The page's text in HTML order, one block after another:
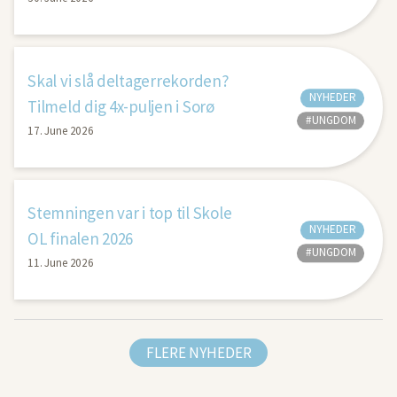
Skal vi slå deltagerrekorden?
Tilmeld dig 4x-puljen i Sorø
17. June 2026
NYHEDER
#UNGDOM
Stemningen var i top til Skole
OL finalen 2026
11. June 2026
NYHEDER
#UNGDOM
FLERE NYHEDER